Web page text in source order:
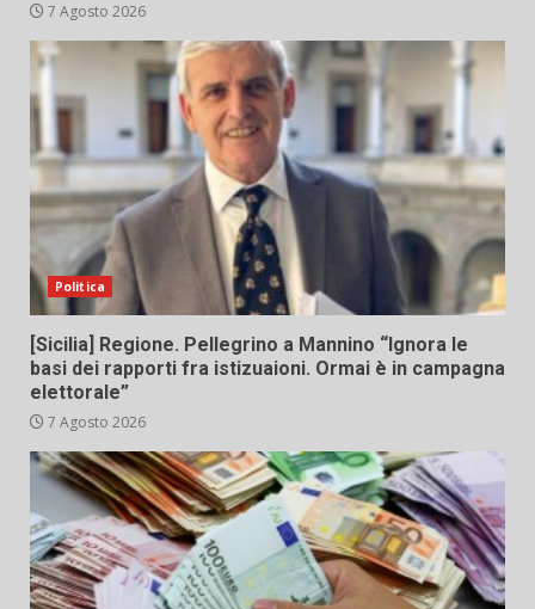
7 Agosto 2026
Politica
[Sicilia] Regione. Pellegrino a Mannino “Ignora le
basi dei rapporti fra istizuaioni. Ormai è in campagna
elettorale”
7 Agosto 2026